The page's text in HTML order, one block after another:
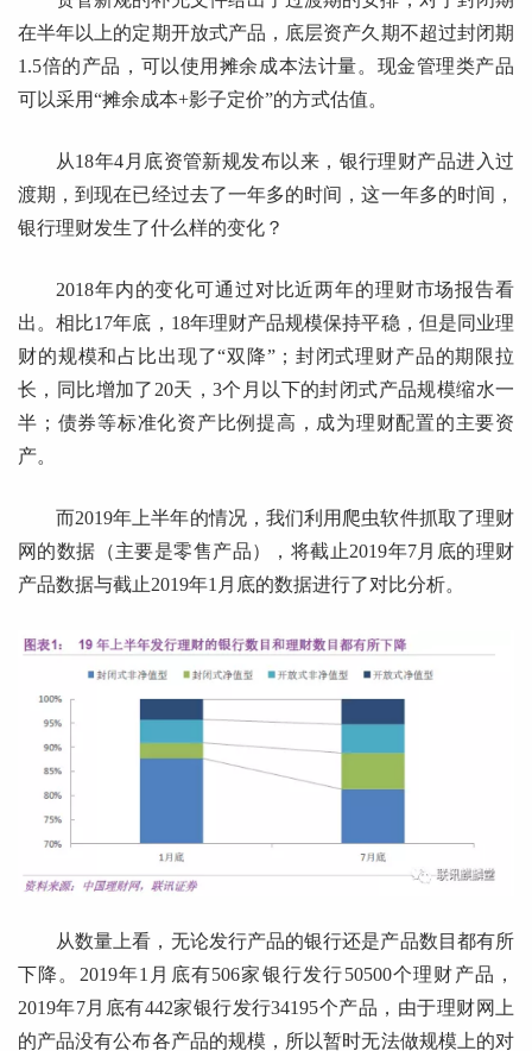
在半年以上的定期开放式产品，底层资产久期不超过封闭期
1.5倍的产品，可以使用摊余成本法计量。现金管理类产品
可以采用“摊余成本+影子定价”的方式估值。
从18年4月底资管新规发布以来，银行理财产品进入过
渡期，到现在已经过去了一年多的时间，这一年多的时间，
银行理财发生了什么样的变化？
2018年内的变化可通过对比近两年的理财市场报告看
出。相比17年底，18年理财产品规模保持平稳，但是同业理
财的规模和占比出现了“双降”；封闭式理财产品的期限拉
长，同比增加了20天，3个月以下的封闭式产品规模缩水一
半；债券等标准化资产比例提高，成为理财配置的主要资
产。
而2019年上半年的情况，我们利用爬虫软件抓取了理财
网的数据（主要是零售产品），将截止2019年7月底的理财
产品数据与截止2019年1月底的数据进行了对比分析。
从数量上看，无论发行产品的银行还是产品数目都有所
下降。2019年1月底有506家银行发行50500个理财产品，
2019年7月底有442家银行发行34195个产品，由于理财网上
的产品没有公布各产品的规模，所以暂时无法做规模上的对